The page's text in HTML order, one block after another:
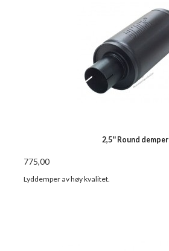
2,5'' Round demper
775,00
Lyddemper av høy kvalitet.